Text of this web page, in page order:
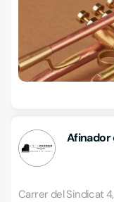
Afinador
Carrer del Sindicat